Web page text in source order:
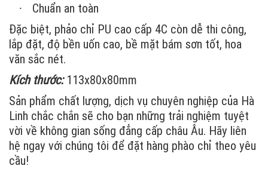
·
Chuẩn an toàn
Đặc biệt, phảo chỉ PU cao cấp 4C còn dễ thi công,
lắp đặt, độ bền uốn cao, bề mặt bám sơn tốt, hoa
văn sắc nét.
Kích thước:113x80x80mm
Sản phẩm chất lượng, dịch vụ chuyên nghiệp của Hà
Linh chắc chắn sẽ cho bạn những trải nghiệm tuyệt
vời về không gian sống đẳng cấp châu Âu. Hãy liên
hệ ngay với chúng tôi để đặt hàng phào chỉ theo yêu
cầu!